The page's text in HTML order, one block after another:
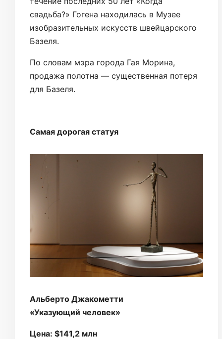
свадьба?» Гогена находилась в Музее
изобразительных искусств швейцарского
Базеля.
По словам мэра города Гая Морина,
продажа полотна — существенная потеря
для Базеля.
Самая дорогая статуя
Альберто Джакометти
«Указующий человек»
Цена: $141,2 млн